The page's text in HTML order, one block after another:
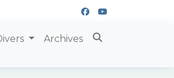
Archives